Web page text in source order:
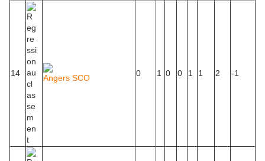
14 Angers SCO 0 1 0 0 1 1 2 -1